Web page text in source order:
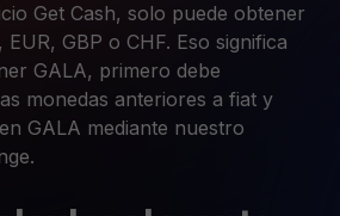
Get Cash, solo puede obtener
EUR, GBP o CHF. Eso significa
GALA, primero debe
monedas anteriores a fiat y
GALA mediante nuestro